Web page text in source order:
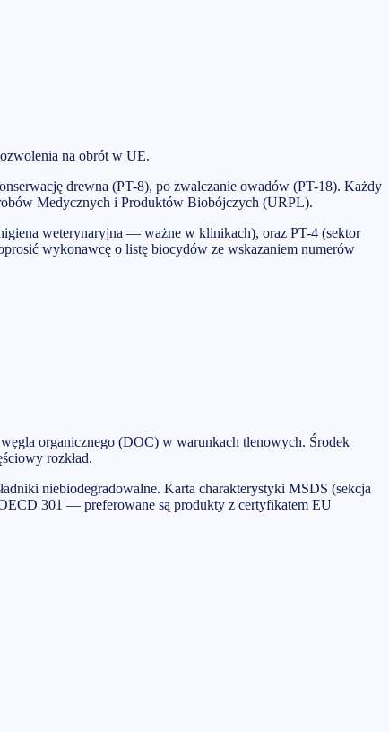
na obrót w UE.
drewna (PT-8), po zwalczanie owadów (PT-18). Każdy
Medycznych i Produktów Biobójczych (URPL).
weterynaryjna — ważne w klinikach), oraz PT-4 (sektor
wykonawcę o listę biocydów ze wskazaniem numerów
organicznego (DOC) w warunkach tlenowych. Środek
rozkład.
niebiodegradowalne. Karta charakterystyki MSDS (sekcja
301 — preferowane są produkty z certyfikatem EU